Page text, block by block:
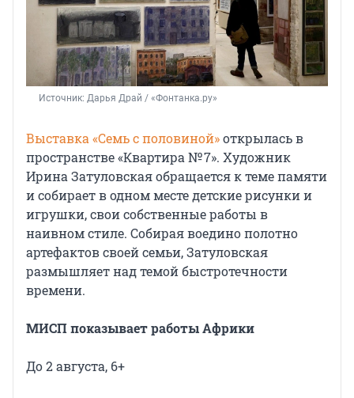
Источник: Дарья Драй / «Фонтанка.ру»
Выставка «Семь с половиной»открылась в
пространстве «Квартира № 7». Художник
Ирина Затуловская обращается к теме памяти
и собирает в одном месте детские рисунки и
игрушки, свои собственные работы в
наивном стиле. Собирая воедино полотно
артефактов своей семьи, Затуловская
размышляет над темой быстротечности
времени.
МИСП показывает работы Африки
До 2 августа, 6+